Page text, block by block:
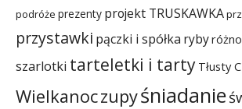
podróże prezenty projekt TRUSKAWKA
przystawki pączki i spółka ryby
szarlotki tarteletki i tarty Tłusty
Wielkanoczupyśniadanie